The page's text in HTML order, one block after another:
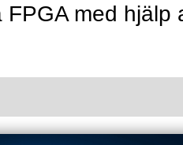
FPGA med hjälp